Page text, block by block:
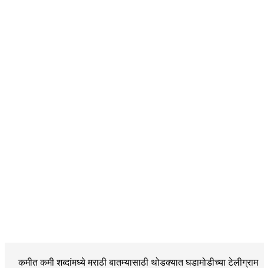
कमीत कमी शब्दांमध्ये मराठी बातम्यासाठी थोडक्यात घडामोडीच्याटेलीग्राम